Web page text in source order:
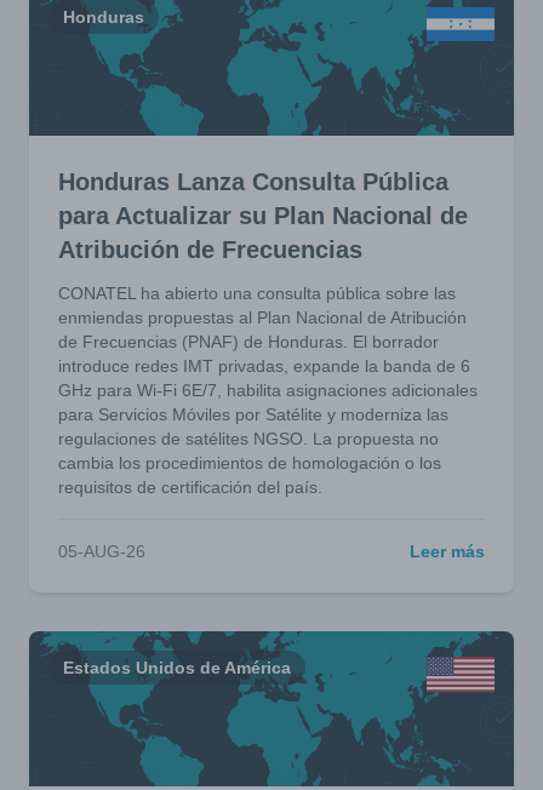
Honduras
Honduras Lanza Consulta Pública
para Actualizar su Plan Nacional de
Atribución de Frecuencias
CONATEL ha abierto una consulta pública sobre las
enmiendas propuestas al Plan Nacional de Atribución
de Frecuencias (PNAF) de Honduras. El borrador
introduce redes IMT privadas, expande la banda de 6
GHz para Wi-Fi 6E/7, habilita asignaciones adicionales
para Servicios Móviles por Satélite y moderniza las
regulaciones de satélites NGSO. La propuesta no
cambia los procedimientos de homologación o los
requisitos de certificación del país.
05-AUG-26 Leer más
Estados Unidos de América